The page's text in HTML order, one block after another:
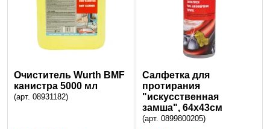
Очиститель Wurth BMF
канистра 5000 мл
(арт. 08931182)
Салфетка для
протирания
"искусственная
замша", 64x43см
(арт. 0899800205)